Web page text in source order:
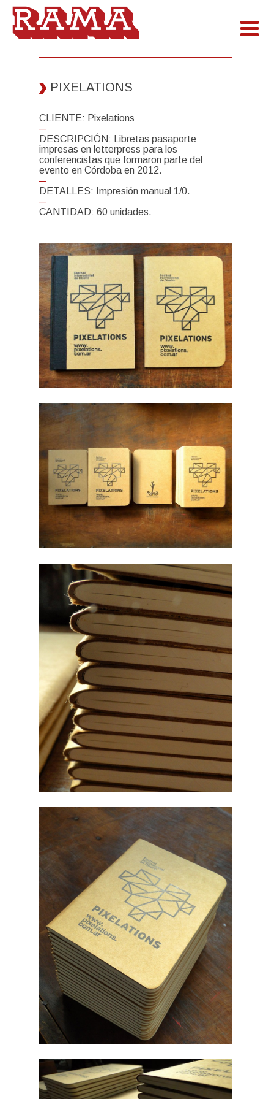
PIXELATIONS
CLIENTE: Pixelations
─
DESCRIPCIÓN: Libretas pasaporte
impresas en letterpress para los
conferencistas que formaron parte del
evento en Córdoba en 2012.
─
DETALLES: Impresión manual 1/0.
─
CANTIDAD: 60 unidades.